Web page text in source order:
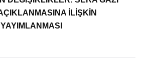
İLİŞKİN